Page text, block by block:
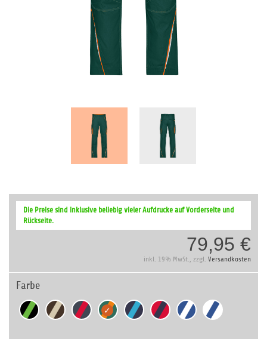
Anfang
Bildergalerie
Die Preise sind inklusive beliebig vieler Aufdrucke auf Vorderseite und
Rückseite.
79,95 €
inkl. 19% MwSt., zzgl. Versandkosten
Farbe